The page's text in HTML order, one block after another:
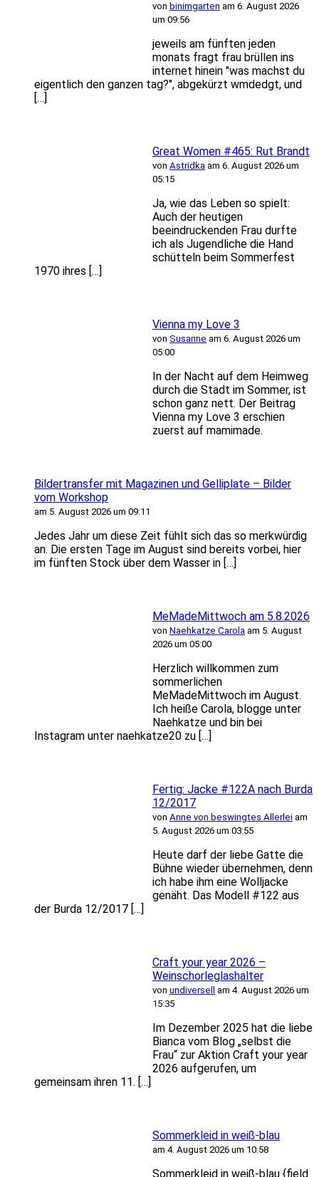
von binimgarten am 6. August 2026
um 09:56
jeweils am fünften jeden
monats fragt frau brüllen ins
internet hinein "was machst du
eigentlich den ganzen tag?", abgekürzt wmdedgt, und
[…]
Great Women #465: Rut Brandt
von Astridka am 6. August 2026 um
05:15
Ja, wie das Leben so spielt:
Auch der heutigen
beeindruckenden Frau durfte
ich als Jugendliche die Hand
schütteln beim Sommerfest
1970 ihres […]
Vienna my Love 3
von Susanne am 6. August 2026 um
05:00
In der Nacht auf dem Heimweg
durch die Stadt im Sommer, ist
schon ganz nett. Der Beitrag
Vienna my Love 3 erschien
zuerst auf mamimade.
Bildertransfer mit Magazinen und Gelliplate – Bilder
vom Workshop
am 5. August 2026 um 09:11
Jedes Jahr um diese Zeit fühlt sich das so merkwürdig
an. Die ersten Tage im August sind bereits vorbei, hier
im fünften Stock über dem Wasser in […]
MeMadeMittwoch am 5.8.2026
von Naehkatze Carola am 5. August
2026 um 05:00
Herzlich willkommen zum
sommerlichen
MeMadeMittwoch im August.
Ich heiße Carola, blogge unter
Naehkatze und bin bei
Instagram unter naehkatze20 zu […]
Fertig: Jacke #122A nach Burda
12/2017
von Anne von beswingtes Allerlei am
5. August 2026 um 03:55
Heute darf der liebe Gatte die
Bühne wieder übernehmen, denn
ich habe ihm eine Wolljacke
genäht. Das Modell #122 aus
der Burda 12/2017 […]
Craft your year 2026 –
Weinschorleglashalter
von undiversell
am 4. August 2026 um
15:35
Im Dezember 2025 hat die liebe
Bianca vom Blog „selbst die
Frau“ zur Aktion Craft your year
2026 aufgerufen, um
gemeinsam ihren 11. […]
Sommerkleid in weiß-blau
am 4. August 2026 um 10:58
Sommerkleid in weiß-blau {field